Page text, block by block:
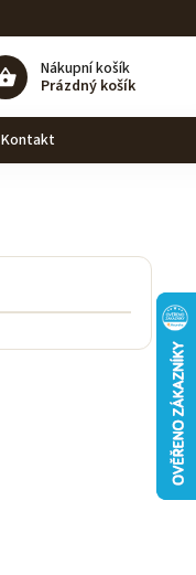
Nákupní košík
Prázdný košík
Kontakt